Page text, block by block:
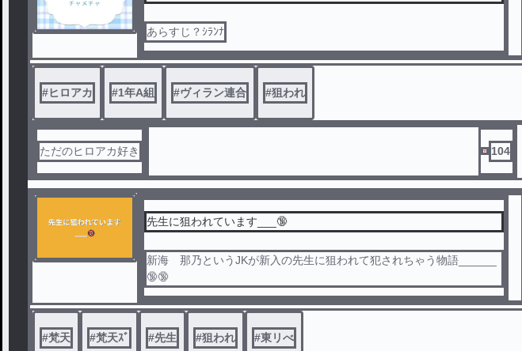
1 2
あらすじ？ｼﾗﾝﾅ
#ヒロアカ #1年A組 #ヴィラン連合 #狙われ
ただのヒロアカ好き 104
先生に狙われています___🔞
新海 那乃というJKが新入の先生に狙われて犯されちゃう物語______
🔞🔞
#梵天 #梵天ｽﾞ #先生 #狙われ #東リべ